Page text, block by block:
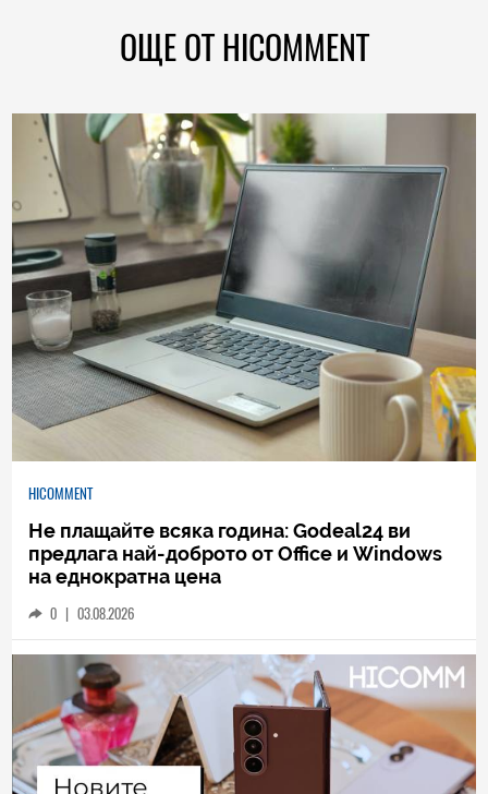
ОЩЕ ОТ HICOMMENT
HICOMMENT
Не плащайте всяка година: Godeal24 ви
предлага най-доброто от Office и Windows
на еднократна цена
0 | 03.08.2026